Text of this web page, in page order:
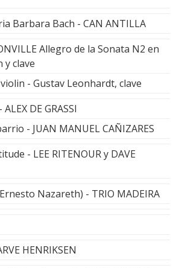
Barbara Bach - CAN ANTILLA
Allegro de la Sonata N2 en
y clave
- Gustav Leonhardt, clave
DE GRASSI
- JUAN MANUEL CAÑIZARES
- LEE RITENOUR y DAVE
Nazareth) - TRIO MADEIRA
HENRIKSEN